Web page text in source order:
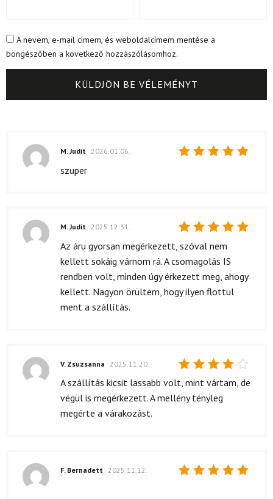
A nevem, e-mail címem, és weboldalcímem mentése a
böngészőben a következő hozzászólásomhoz.
M. Judit 2026.01.06.
szuper
Értékelés:
M. Judit 2025.12.31.
Az áru gyorsan megérkezett, szóval nem
kellett sokáig várnom rá. A csomagolás IS
rendben volt, minden úgy érkezett meg, ahogy
kellett. Nagyon örültem, hogy ilyen flottul
ment a szállítás.
Értékelés:
4
V. Zsuzsanna 2025.11.20.
A szállítás kicsit lassabb volt, mint vártam, de
végül is megérkezett. A mellény tényleg
megérte a várakozást.
F. Bernadett 2025.11.12.